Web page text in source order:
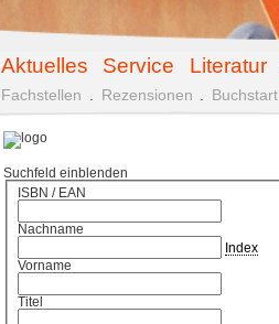
Aktuelles Service Literatur
Fachstellen Rezensionen Buchstart
Suchfeld einblenden
ISBN / EAN
Nachname
Index
Vorname
Titel